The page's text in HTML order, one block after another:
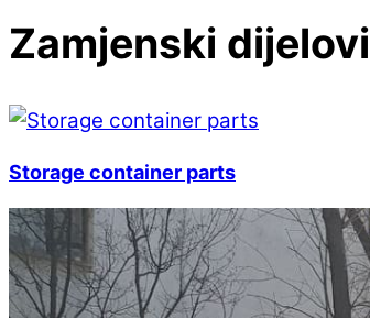
Zamjenski dijelovi
Storage container parts